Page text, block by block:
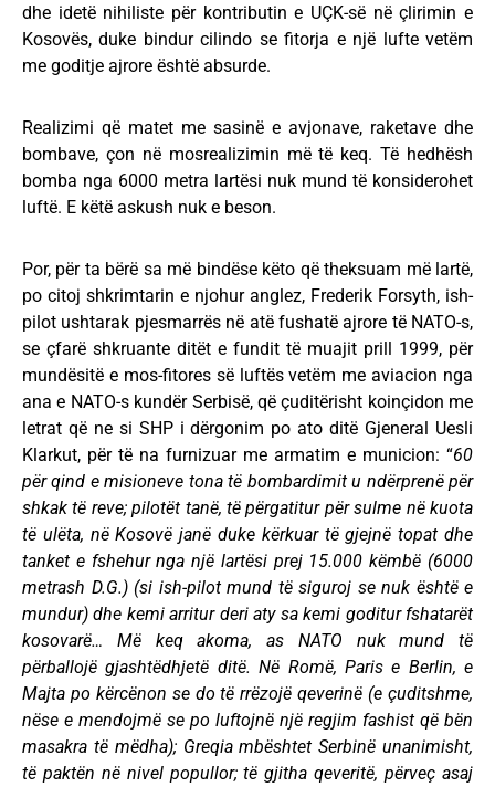
dhe idetë nihiliste për kontributin e UÇK-së në çlirimin e
Kosovës, duke bindur cilindo se fitorja e një lufte vetëm
me goditje ajrore është absurde.
Realizimi që matet me sasinë e avjonave, raketave dhe
bombave, çon në mosrealizimin më të keq. Të hedhësh
bomba nga 6000 metra lartësi nuk mund të konsiderohet
luftë. E këtë askush nuk e beson.
Por, për ta bërë sa më bindëse këto që theksuam më lartë,
po citoj shkrimtarin e njohur anglez, Frederik Forsyth, ish-
pilot ushtarak pjesmarrës në atë fushatë ajrore të NATO-s,
se çfarë shkruante ditët e fundit të muajit prill 1999, për
mundësitë e mos-fitores së luftës vetëm me aviacion nga
ana e NATO-s kundër Serbisë, që çuditërisht koinçidon me
letrat që ne si SHP i dërgonim po ato ditë Gjeneral Uesli
Klarkut, për të na furnizuar me armatim e municion: “60
për qind e misioneve tona të bombardimit u ndërprenë për
shkak të reve; pilotët tanë, të përgatitur për sulme në kuota
të ulëta, në Kosovë janë duke kërkuar të gjejnë topat dhe
tanket e fshehur nga një lartësi prej 15.000 këmbë (6000
metrash D.G.) (si ish-pilot mund të siguroj se nuk është e
mundur) dhe kemi arritur deri aty sa kemi goditur fshatarët
kosovarë… Më keq akoma, as NATO nuk mund të
përballojë gjashtëdhjetë ditë. Në Romë, Paris e Berlin, e
Majta po kërcënon se do të rrëzojë qeverinë (e çuditshme,
nëse e mendojmë se po luftojnë një regjim fashist që bën
masakra të mëdha); Greqia mbështet Serbinë unanimisht,
të paktën në nivel popullor; të gjitha qeveritë, përveç asaj